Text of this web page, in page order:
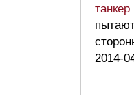
танкер
2014-